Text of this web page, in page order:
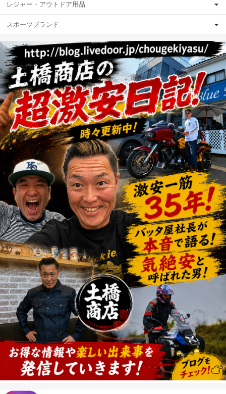
レジャー・アウトドア用品
スポーツブランド